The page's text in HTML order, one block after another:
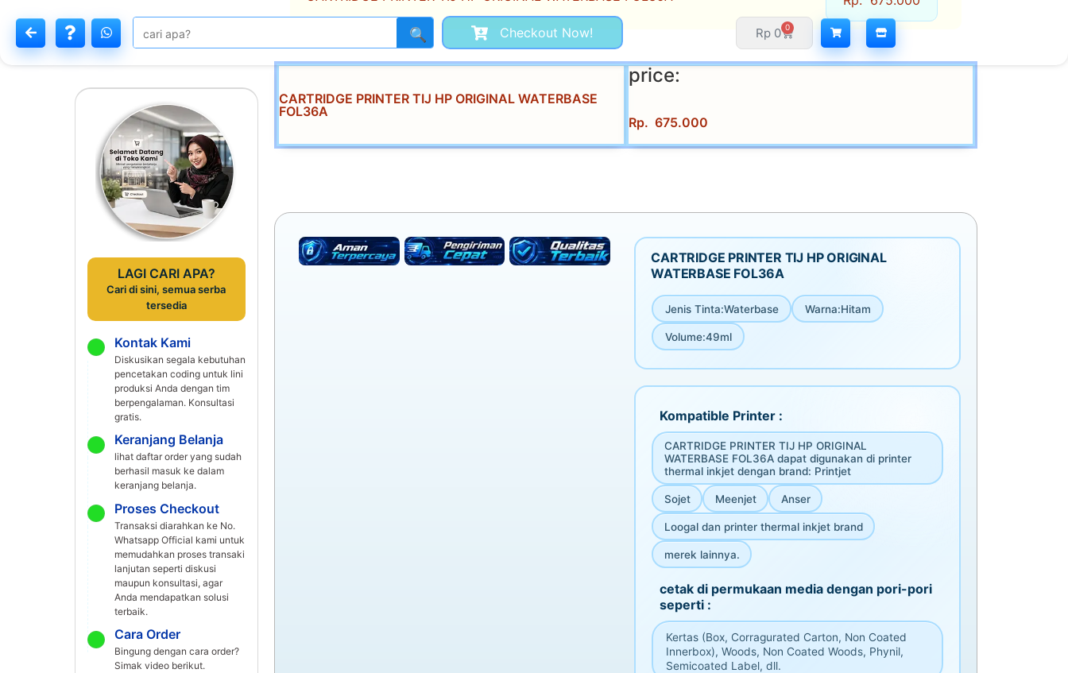
🔍 Checkout Now! Rp 0 0
LAGI CARI APA?
Cari di sini, semua serba
tersedia
Kontak Kami
Diskusikan segala kebutuhan
pencetakan coding untuk lini
produksi Anda dengan tim
berpengalaman. Konsultasi
gratis.
Keranjang Belanja
lihat daftar order yang sudah
berhasil masuk ke dalam
keranjang belanja.
Proses Checkout
Transaksi diarahkan ke No.
Whatsapp Official kami untuk
memudahkan proses transaki
lanjutan seperti diskusi
maupun konsultasi, agar
Anda mendapatkan solusi
terbaik.
Cara Order
Bingung dengan cara order?
Simak video berikut.
CARTRIDGE PRINTER TIJ HP ORIGINAL WATERBASE
FOL36A
price:
Rp 675.000
CARTRIDGE PRINTER TIJ HP ORIGINAL
WATERBASE FOL36A
Jenis Tinta:Waterbase Warna:Hitam
Volume:49ml
Kompatible Printer :
CARTRIDGE PRINTER TIJ HP ORIGINAL
WATERBASE FOL36A dapat digunakan di printer
thermal inkjet dengan brand: Printjet
Sojet Meenjet Anser
Loogal dan printer thermal inkjet brand
merek lainnya.
cetak di permukaan media dengan pori-pori
seperti :
Kertas (Box, Corragurated Carton, Non Coated
Innerbox), Woods, Non Coated Woods, Phynil,
Semicoated Label, dll.